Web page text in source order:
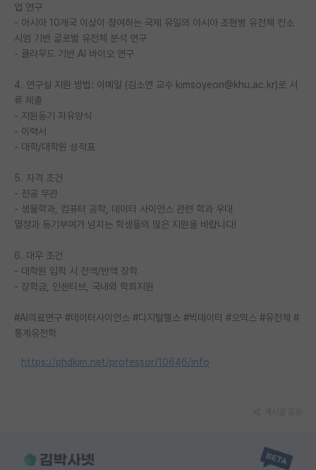
인문사회 계열 게시판
특수/전문대학원 게시판
장학금/장학생 게시판
학술 정보 게시판
홍보 게시판
커리어
유학교육
반도체 아카데미
재팬라운지 🌸
업 연구
- 아시아 10개국 이상이 참여하는 국제 유일의 아시아 조현병 유전체 컨소
시엄 기반 글로벌 유전체 분석 연구
- 클라우드 기반 AI 바이오 연구
4. 연구실 지원 방법: 이메일 (김소연 교수 kimsoyeon@khu.ac.kr)로 서
류 제출
- 지원동기 자유양식
- 이력서
- 대학/대학원 성적표
5. 자격 조건
- 전공 무관
- 생물학과, 컴퓨터 공학, 데이터 사이언스 관련 학과 우대
열정과 동기부여가 넘치는 학생들의 많은 지원을 바랍니다!
6. 대우 조건
- 대학원 입학 시 전액/반액 장학
- 장학금, 인센티브, 국내외 학회지원
#AI의료연구 #데이터사이언스 #디지털헬스 #빅데이터 #오믹스 #유전체 #
통계유전학
https://phdkim.net/professor/10646/info